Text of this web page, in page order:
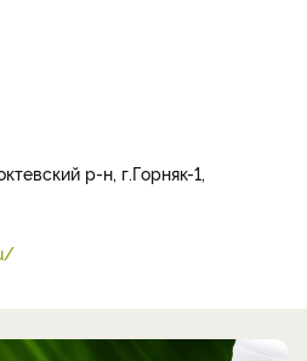
р-н, г.Горняк-1,